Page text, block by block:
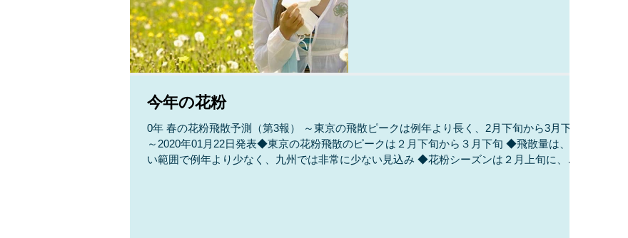
今年の花粉
0年 春の花粉飛散予測（第3報） ～東京の飛散ピークは例年より長く、2月下旬から3月下旬
～2020年01月22日発表◆東京の花粉飛散のピークは２月下旬から３月下旬 ◆飛散量は、広
い範囲で例年より少なく、九州では非常に少ない見込み ◆花粉シーズンは２月上旬に、九州